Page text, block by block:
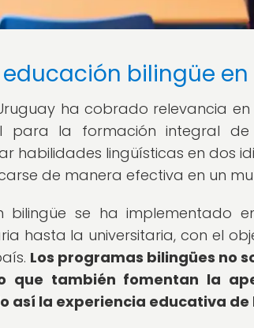
bilingüe en
ha cobrado relevancia
para la formación integral de
habilidades lingüísticas en dos
de manera efectiva en un
bilingüe se ha implementado
hasta la universitaria, con el
Los programas bilingües no
que también fomentan la
así la experiencia educativa de